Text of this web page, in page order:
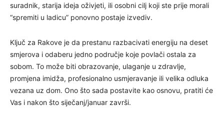
suradnik, starija ideja oživjeti, ili osobni cilj koji ste prije morali
“spremiti u ladicu” ponovno postaje izvediv.
Ključ za Rakove je da prestanu razbacivati energiju na deset
smjerova i odaberu jedno područje koje povlači ostala za
sobom. To može biti obrazovanje, ulaganje u zdravlje,
promjena imidža, profesionalno usmjeravanje ili velika odluka
vezana uz dom. Ono što sada postavite kao osnovu, pratiti će
Vas i nakon što siječanj/januar završi.